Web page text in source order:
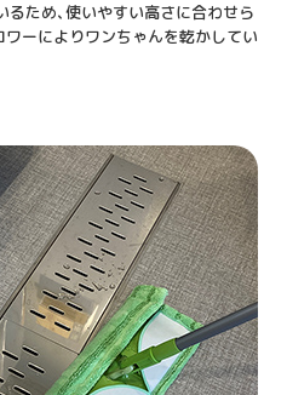
ため、使いやすい高さに合わせら
ーによりワンちゃんを乾かしてい